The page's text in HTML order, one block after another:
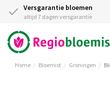
Versgarantie bloemen
altijd 7 dagen versgarantie
Home Bloemist Groningen